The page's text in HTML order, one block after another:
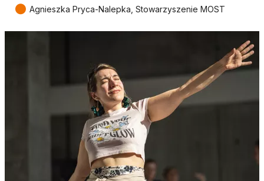
● Agnieszka Pryca-Nalepka, Stowarzyszenie MOST